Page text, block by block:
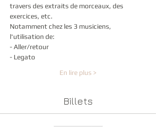
travers des extraits de morceaux, des
exercices, etc.
Notamment chez les 3 musiciens,
l'utilisation de:
- Aller/retour
- Legato
En lire plus >
Billets